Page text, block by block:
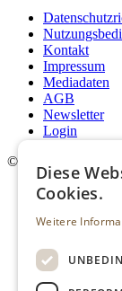
Kontakt
Impressum
Mediadaten
AGB
Newsletter
Login
©
Diese
Cookies.
Weitere